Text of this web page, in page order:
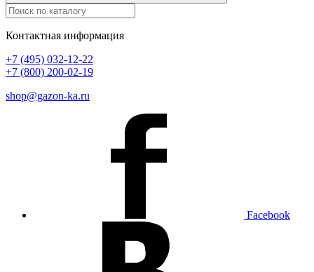
Контактная информация
+7 (495) 032-12-22
+7 (800) 200-02-19
shop@gazon-ka.ru
Facebook